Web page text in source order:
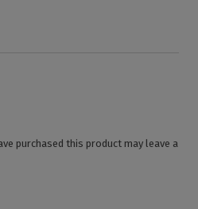
purchased this product may leave a